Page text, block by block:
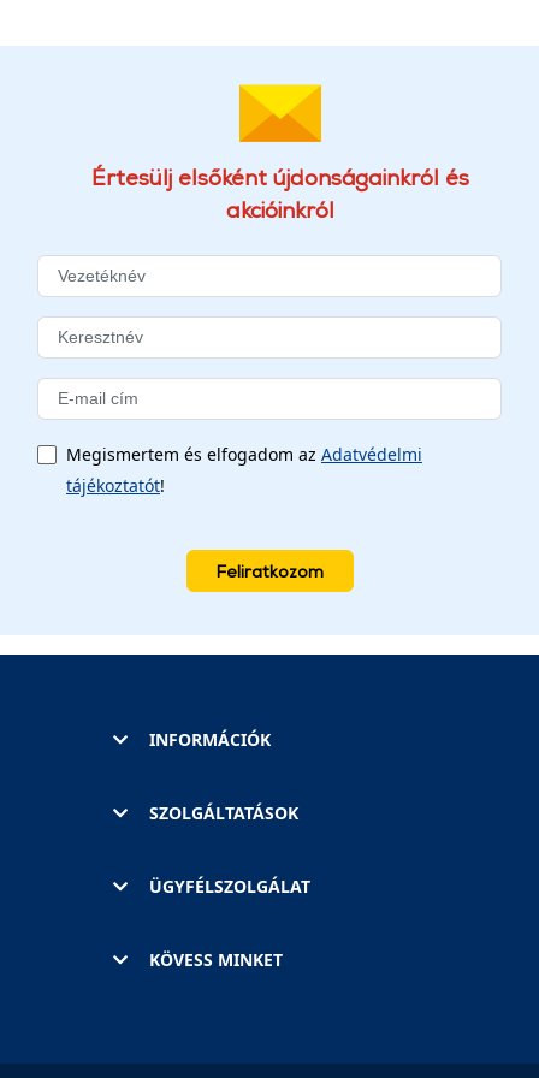
Értesülj elsőként újdonságainkról és
akcióinkról
Megismertem és elfogadom az Adatvédelmi
tájékoztatót!
Feliratkozom
INFORMÁCIÓK
SZOLGÁLTATÁSOK
ÜGYFÉLSZOLGÁLAT
KÖVESS MINKET